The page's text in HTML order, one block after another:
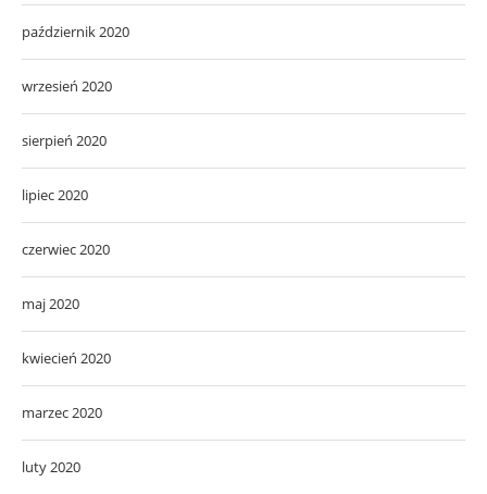
październik 2020
wrzesień 2020
sierpień 2020
lipiec 2020
czerwiec 2020
maj 2020
kwiecień 2020
marzec 2020
luty 2020